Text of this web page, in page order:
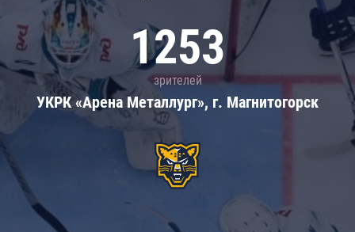
1253
зрителей
УКРК «Арена Металлург», г. Магнитогорск